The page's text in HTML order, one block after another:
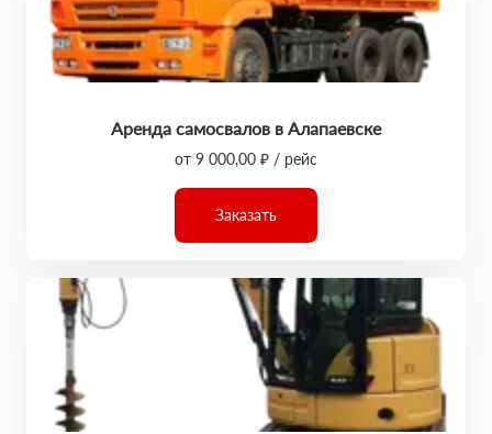
Аренда самосвалов в Алапаевске
от 9 000,00 ₽ / рейс
Заказать